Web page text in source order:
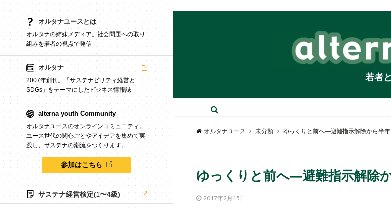
オルタナユースとは
オルタナの姉妹メディア。社会問題への取り
組みを若者の視点で発信
オルタナ
2007年創刊。「サステナビリティ経営と
SDGs」をテーマにしたビジネス情報誌
alterna youth Community
オルタナユースのオンラインコミュニティ。
ユース世代の関心ごとやアイデアを集めて実
践し、サステナの潮流をつくります。
参加はこちら
サステナ経営検定(1〜4級)
若者
オルタナユース 未分類 ゆっくりと前へ―避難指示解除から半
ゆっくりと前へ―避難指示解除
2017年2月15日